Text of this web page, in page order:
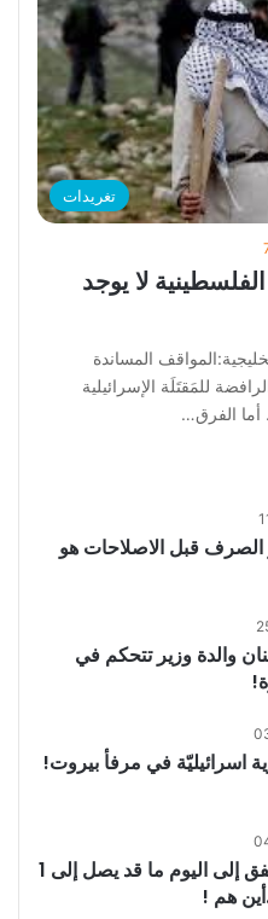
تغريدات
لا يوجد
المساندة
للمَقتَلَة الإسرائيلية
أما الفرق…
قبل الاصلاحات هو
والدة وزير تتحكم في
اسرائيليّة في مرفأ بيروت!
المركزي أنفق إلى اليوم ما قد يصل إلى 1
هم !